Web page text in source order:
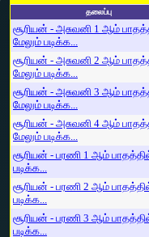
தலைப்பு
சூரியன் - அசுவனி 1 ஆம்
மேலும் படிக்க...
சூரியன் - அசுவனி 2 ஆம்
மேலும் படிக்க...
சூரியன் - அசுவனி 3 ஆம்
மேலும் படிக்க...
சூரியன் - அசுவனி 4 ஆம்
மேலும் படிக்க...
சூரியன் - பரணி 1 ஆம்
படிக்க...
சூரியன் - பரணி 2 ஆம்
படிக்க...
சூரியன் - பரணி 3 ஆம்
படிக்க...